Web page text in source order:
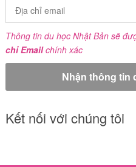
Thông tin du học Nhật Bản sẽ
chỉ Emailchính xác
Kết nối với chúng tôi